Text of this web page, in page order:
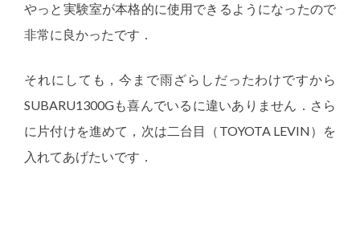
やっと実験室が本格的に使用できるようになったので
非常に良かったです．
それにしても，今まで雨ざらしだったわけですから
SUBARU1300Gも喜んでいるに違いありません．さら
に片付けを進めて，次は二台目（TOYOTA LEVIN）を
入れてあげたいです．